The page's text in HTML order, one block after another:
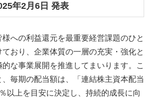
年2月6日 発表
への利益還元を最重要経営課題のひと
おり、企業体質の一層の充実・強化と
な事業展開を推進してまいります。こ
毎期の配当額は、「連結株主資本配当
以上を目安に決定し、持続的成長に向